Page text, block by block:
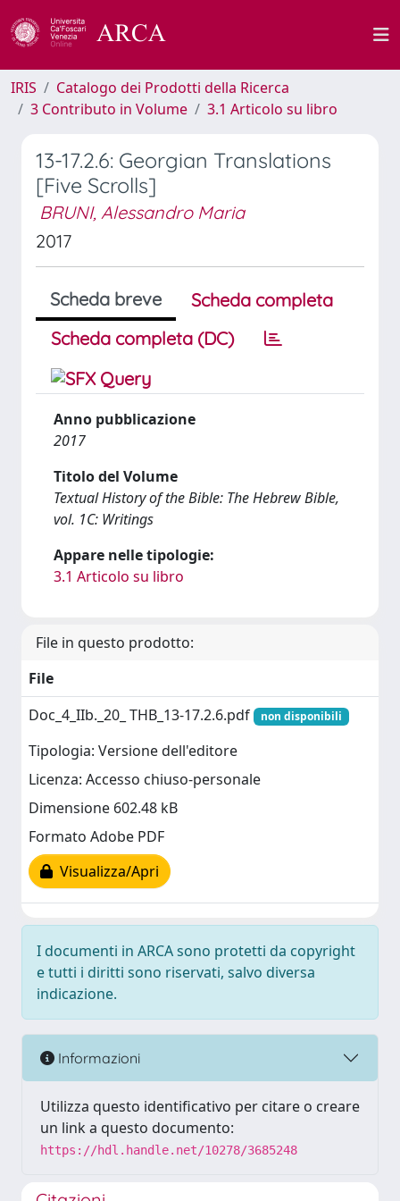
IRIS
Catalogo dei Prodotti della Ricerca
3 Contributo in Volume
3.1 Articolo su libro
13-17.2.6: Georgian Translations
[Five Scrolls]
BRUNI, Alessandro Maria
2017
Scheda breve
Scheda completa
Scheda completa (DC)
Anno pubblicazione
2017
Titolo del Volume
Textual History of the Bible: The Hebrew Bible,
vol. 1C: Writings
Appare nelle tipologie:
3.1 Articolo su libro
File in questo prodotto:
File
Doc_4_IIb._20_ THB_13-17.2.6.pdf
non disponibili
Tipologia: Versione dell'editore
Licenza: Accesso chiuso-personale
Dimensione 602.48 kB
Formato Adobe PDF
Visualizza/Apri
I documenti in ARCA sono protetti da copyright
e tutti i diritti sono riservati, salvo diversa
indicazione.
Informazioni
Utilizza questo identificativo per citare o creare
un link a questo documento:
https://hdl.handle.net/10278/3685248